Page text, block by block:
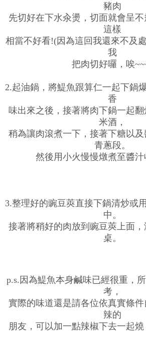
豬肉
先切好在下水汆燙，切面就會呈
這樣
相當不好看!(因為這回我還來不及
我
把肉切好囉，唉
2.起油鍋，將鯷魚跟算仁一起下鍋
香
味出來之後，接著將肉下鍋一起翻
米酒，
稍為讓肉滾煮一下，接著下糖以
青蔥段。
然後用小火慢慢燉煮至醬汁
3.整理好的豌豆莢直接下鍋清炒或
中。
接著將稍好的肉放到豌豆莢上面
桌。
p.s.因為鯷魚本身鹹味已經很重，
考，
實際的味道還是請各位依真實條
辣的
朋友，可以加一點辣椒下去一起